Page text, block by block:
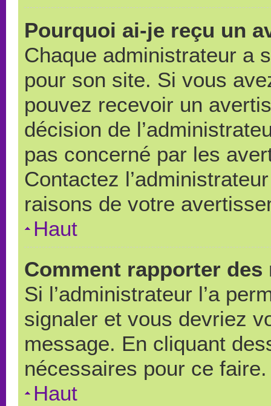
Pourquoi ai-je reçu un
Chaque administrateur a
pour son site. Si vous
pouvez recevoir un
décision de
pas concerné par les
Contactez
raisons de votre
Haut
Comment rapporter
Si l’administrateur l’a
signaler et vous devriez
message. En cliquant
nécessaires pour ce faire.
Haut